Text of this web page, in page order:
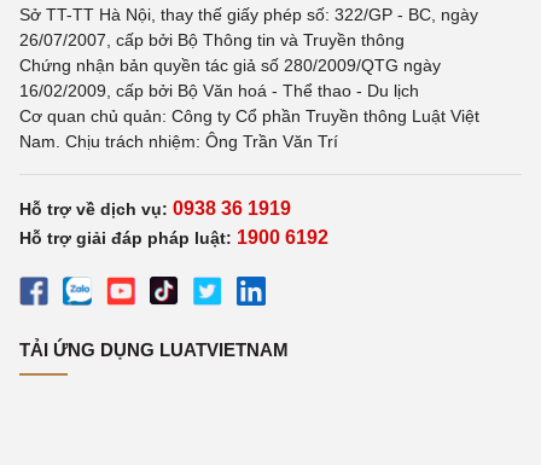
Sở TT-TT Hà Nội, thay thế giấy phép số: 322/GP - BC, ngày
26/07/2007, cấp bởi Bộ Thông tin và Truyền thông
Chứng nhận bản quyền tác giả số 280/2009/QTG ngày
16/02/2009, cấp bởi Bộ Văn hoá - Thể thao - Du lịch
Cơ quan chủ quản: Công ty Cổ phần Truyền thông Luật Việt
Nam. Chịu trách nhiệm: Ông Trần Văn Trí
Hỗ trợ về dịch vụ: 0938 36 1919
Hỗ trợ giải đáp pháp luật: 1900 6192
TẢI ỨNG DỤNG LUATVIETNAM